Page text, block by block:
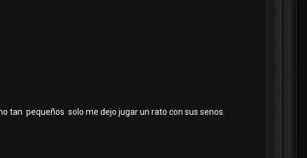
tan pequeños solo me dejo jugar un rato con sus senos.